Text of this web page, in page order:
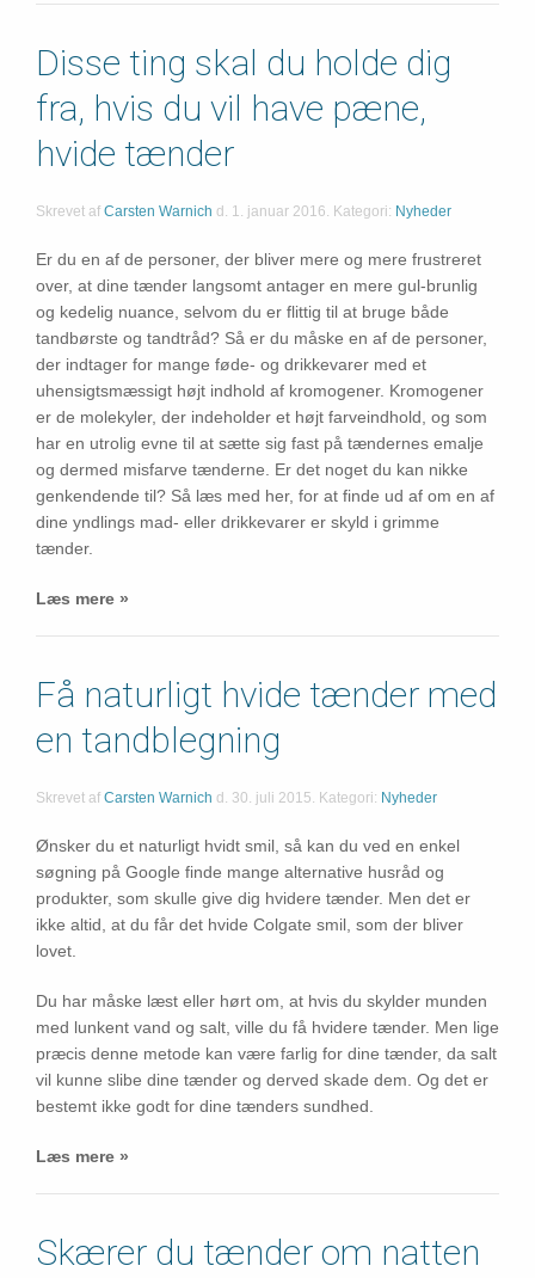
Disse ting skal du holde dig
fra, hvis du vil have pæne,
hvide tænder
Skrevet af Carsten Warnich d. 1. januar 2016 . Kategori: Nyheder
Er du en af de personer, der bliver mere og mere frustreret
over, at dine tænder langsomt antager en mere gul-brunlig
og kedelig nuance, selvom du er flittig til at bruge både
tandbørste og tandtråd? Så er du måske en af de personer,
der indtager for mange føde- og drikkevarer med et
uhensigtsmæssigt højt indhold af kromogener. Kromogener
er de molekyler, der indeholder et højt farveindhold, og som
har en utrolig evne til at sætte sig fast på tændernes emalje
og dermed misfarve tænderne. Er det noget du kan nikke
genkendende til? Så læs med her, for at finde ud af om en af
dine yndlings mad- eller drikkevarer er skyld i grimme
tænder.
Læs mere »
Få naturligt hvide tænder med
en tandblegning
Skrevet af Carsten Warnich d. 30. juli 2015 . Kategori: Nyheder
Ønsker du et naturligt hvidt smil, så kan du ved en enkel
søgning på Google finde mange alternative husråd og
produkter, som skulle give dig hvidere tænder. Men det er
ikke altid, at du får det hvide Colgate smil, som der bliver
lovet.
Du har måske læst eller hørt om, at hvis du skylder munden
med lunkent vand og salt, ville du få hvidere tænder. Men lige
præcis denne metode kan være farlig for dine tænder, da salt
vil kunne slibe dine tænder og derved skade dem. Og det er
bestemt ikke godt for dine tænders sundhed.
Læs mere »
Skærer du tænder om natten